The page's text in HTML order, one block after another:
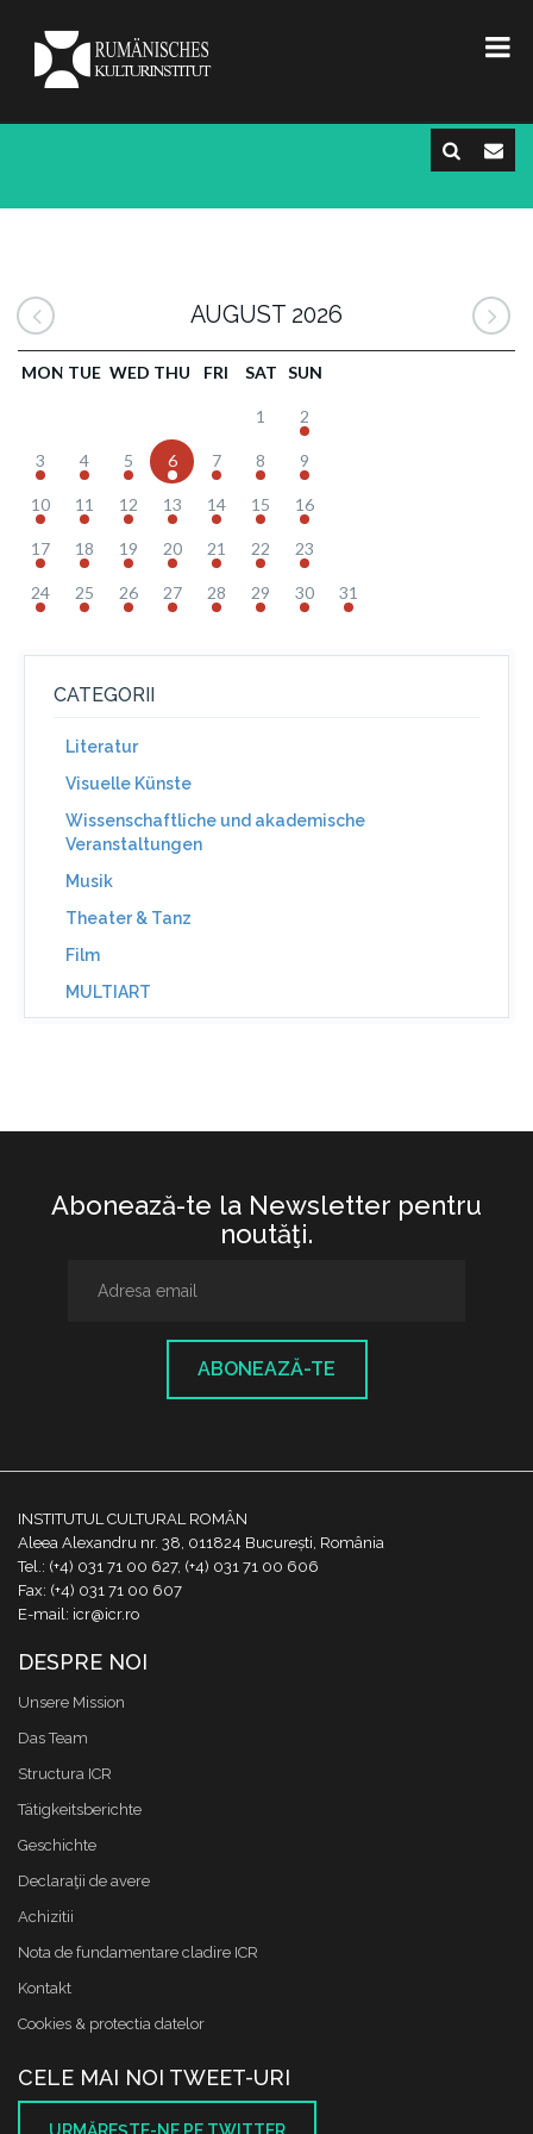
AUGUST 2026
MON TUE WED THU FRI SAT SUN
1 2
3 4 5 6 7 8 9
10 11 12 13 14 15 16
17 18 19 20 21 22 23
24 25 26 27 28 29 30 31
CATEGORII
Literatur
Visuelle Künste
Wissenschaftliche und akademische
Veranstaltungen
Musik
Theater & Tanz
Film
MULTIART
Abonează-te la Newsletter pentru
noutăţi.
ABONEAZĂ-TE
INSTITUTUL CULTURAL ROMÂN
Aleea Alexandru nr. 38, 011824 București, România
Tel.: (+4) 031 71 00 627, (+4) 031 71 00 606
Fax: (+4) 031 71 00 607
E-mail: icr@icr.ro
DESPRE NOI
Unsere Mission
Das Team
Structura ICR
Tätigkeitsberichte
Geschichte
Declaraţii de avere
Achizitii
Nota de fundamentare cladire ICR
Kontakt
Cookies & protectia datelor
CELE MAI NOI TWEET-URI